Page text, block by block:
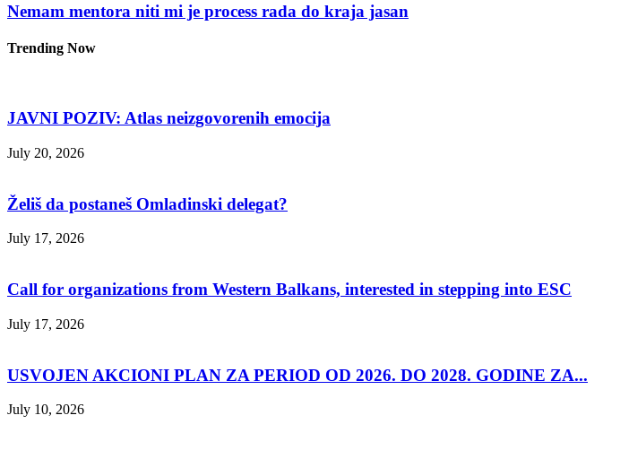
Nemam mentora niti mi je process rada do kraja jasan
Trending Now
JAVNI POZIV: Atlas neizgovorenih emocija
July 20, 2026
Želiš da postaneš Omladinski delegat?
July 17, 2026
Call for organizations from Western Balkans, interested in stepping into ESC
July 17, 2026
USVOJEN AKCIONI PLAN ZA PERIOD OD 2026. DO 2028. GODINE ZA...
July 10, 2026